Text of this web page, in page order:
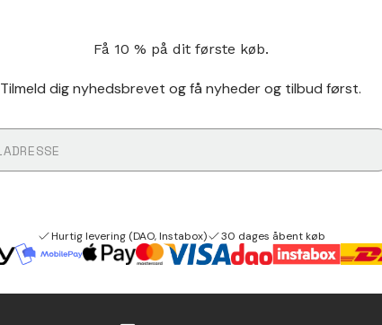
Få 10 % på dit første køb.
Tilmeld dig nyhedsbrevet og få nyheder og tilbud først.
Hurtig levering (DAO, Instabox) 30 dages åbent køb